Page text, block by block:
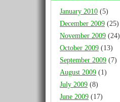
January 2010 (5)
December 2009 (25)
November 2009 (24)
October 2009 (13)
September 2009 (7)
August 2009 (1)
July 2009 (8)
June 2009 (17)